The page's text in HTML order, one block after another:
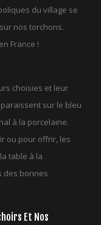
du village se
nos torchons.
France !
choisies et leur
sur le bleu
à la porcelaine.
ou pour offrir, les
table à la
des bonnes
Et Nos